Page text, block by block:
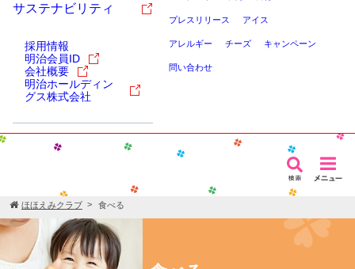
サステナビリティ
採用情報
明治会員ID
会社概要
明治ホールディン
グス株式会社
プレスリリース アイス
アレルギー チーズ キャンペーン
問い合わせ
ほほえみクラブ 食べる